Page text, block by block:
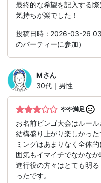
最終的な希望を記入する際
気持ちが楽でした！
投稿日時：2026-03-26
のパーティーに参加）
Mさん
30代｜男性
やや満足
お名前ビンゴ大会はルー
結構盛り上がり楽しかっ
ミングはあまりなく全体
囲気もイマイチでなかなか
進行役の方々はとても明
ったです。